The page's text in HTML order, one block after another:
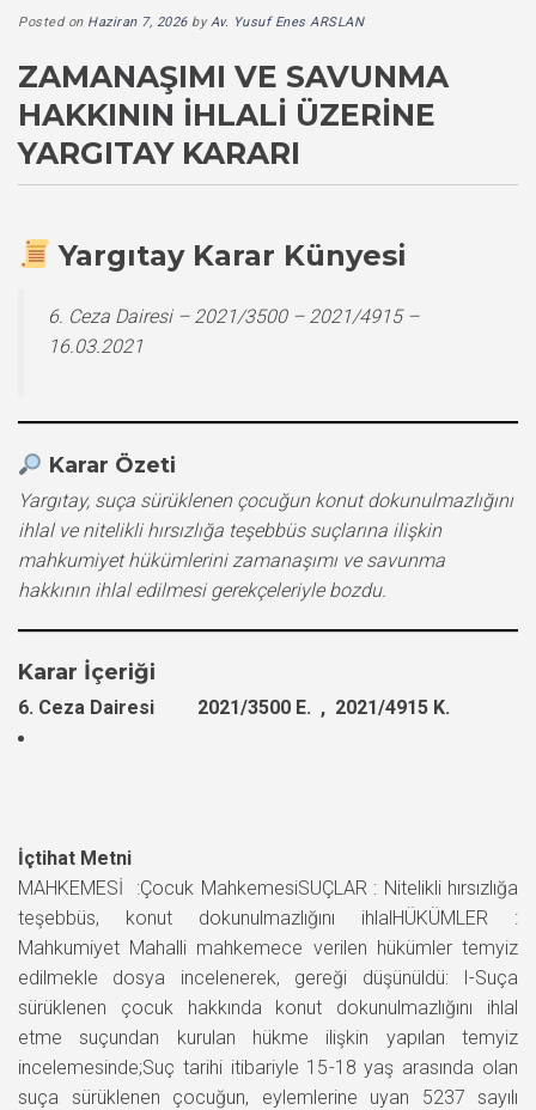
Posted on Haziran 7, 2026byAv. Yusuf Enes ARSLAN
ZAMANAŞIMI VE SAVUNMA
HAKKININ İHLALI ÜZERINE
YARGITAY KARARI
Yargıtay Karar Künyesi
6. Ceza Dairesi – 2021/3500 – 2021/4915 –
16.03.2021
Karar Özeti
Yargıtay, suça sürüklenen çocuğun konut dokunulmazlığını
ihlal ve nitelikli hırsızlığa teşebbüs suçlarına ilişkin
mahkumiyet hükümlerini zamanaşımı ve savunma
hakkının ihlal edilmesi gerekçeleriyle bozdu.
Karar İçeriği
6. Ceza Dairesi 2021/3500 E. , 2021/4915 K.
İçtihat Metni
MAHKEMESİ :Çocuk MahkemesiSUÇLAR : Nitelikli hırsızlığa
teşebbüs, konut dokunulmazlığını ihlalHÜKÜMLER :
Mahkumiyet Mahalli mahkemece verilen hükümler temyiz
edilmekle dosya incelenerek, gereği düşünüldü: I-Suça
sürüklenen çocuk hakkında konut dokunulmazlığını ihlal
etme suçundan kurulan hükme ilişkin yapılan temyiz
incelemesinde;Suç tarihi itibariyle 15-18 yaş arasında olan
suça sürüklenen çocuğun, eylemlerine uyan 5237 sayılı